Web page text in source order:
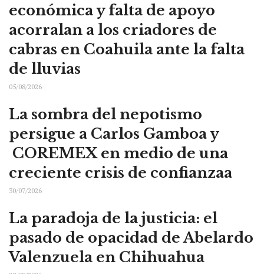
económica y falta de apoyo
acorralan a los criadores de
cabras en Coahuila ante la falta
de lluvias
05/08/2026
La sombra del nepotismo
persigue a Carlos Gamboa y
COREMEX en medio de una
creciente crisis de confianzaa
30/07/2026
La paradoja de la justicia: el
pasado de opacidad de Abelardo
Valenzuela en Chihuahua